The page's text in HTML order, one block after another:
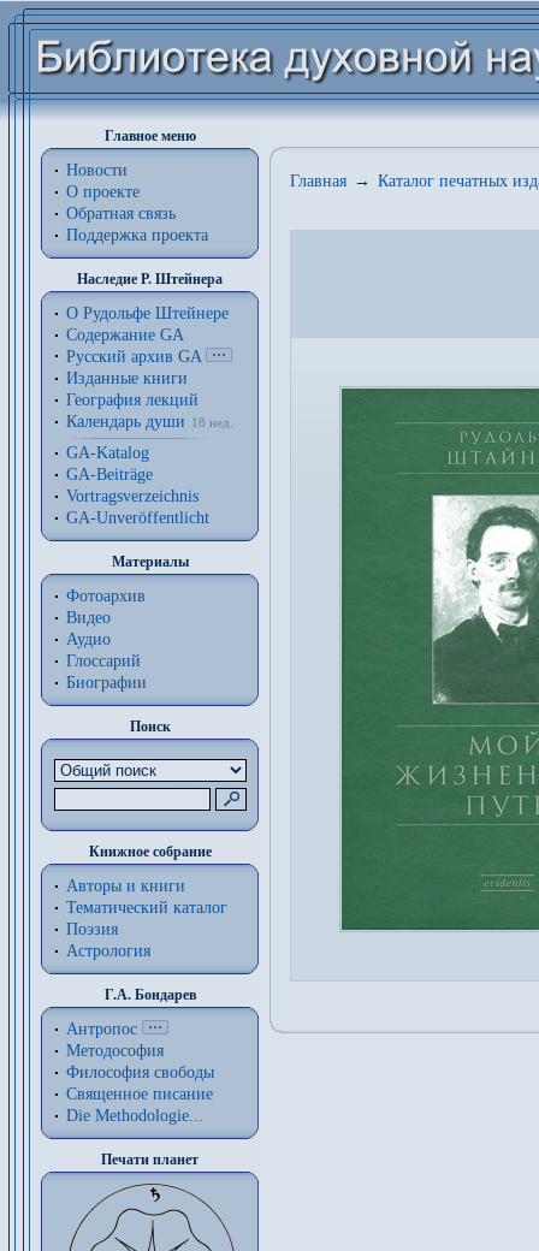
Главное меню
Новости
О проекте
Обратная связь
Поддержка проекта
Наследие Р. Штейнера
О Рудольфе Штейнере
Содержание GA
Русский архив GA
Изданные книги
География лекций
Календарь души
18 нед.
GA-Katalog
GA-Beiträge
Vortragsverzeichnis
GA-Unveröffentlicht
Материалы
Фотоархив
Видео
Аудио
Глоссарий
Биографии
Поиск
Книжное собрание
Авторы и книги
Тематический каталог
Поэзия
Астрология
Г.А. Бондарев
Антропос
Методософия
Философия cвободы
Священное писание
Die Methodologie...
Печати планет
Главная → Каталог печатных